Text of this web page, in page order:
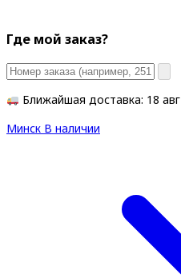
Где мой заказ?
Ближайшая доставка: 18 авг
Минск В наличии